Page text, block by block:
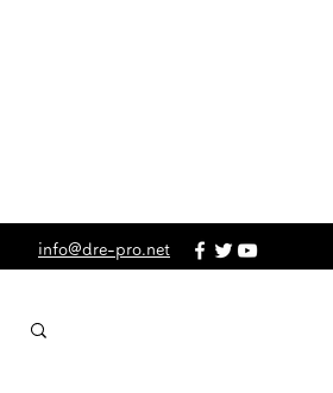
info@dre-pro.net